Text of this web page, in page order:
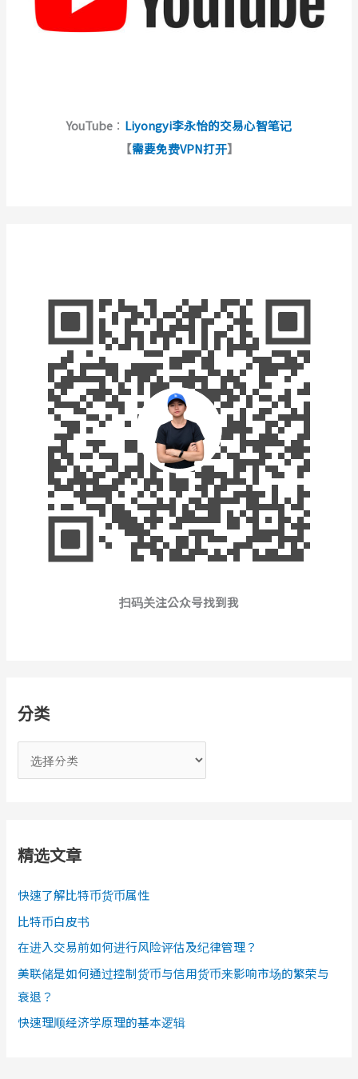
YouTube ： Liyongyi李永怡的交易心智笔记
【需要免费VPN打开】
扫码关注公众号找到我
分类
类
精选文章
快速了解比特币货币属性
比特币白皮书
在进入交易前如何进行风险评估及纪律管理？
美联储是如何通过控制货币与信用货币来影响市场的繁荣与
衰退？
快速理顺经济学原理的基本逻辑